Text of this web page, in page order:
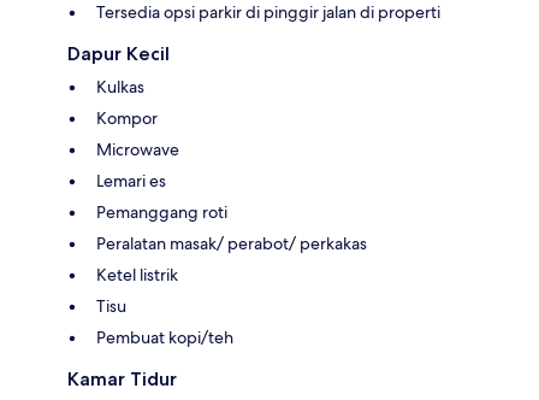
Tersedia opsi parkir di pinggir jalan di properti
Dapur Kecil
Kulkas
Kompor
Microwave
Lemari es
Pemanggang roti
Peralatan masak/ perabot/ perkakas
Ketel listrik
Tisu
Pembuat kopi/teh
Kamar Tidur